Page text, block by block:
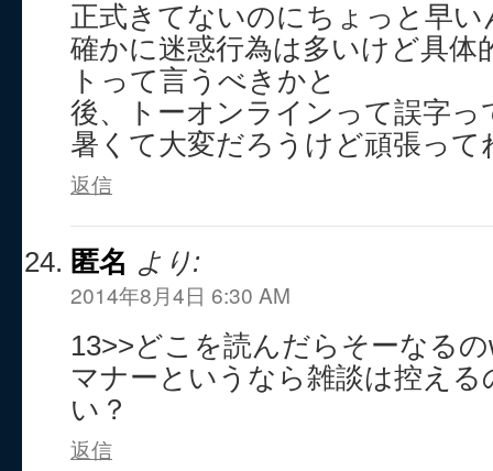
正式きてないのにちょっと早
確かに迷惑行為は多いけど具体
トって言うべきかと
後、トーオンラインって誤字っ
暑くて大変だろうけど頑張って
返信
匿名 より:
2014年8月4日 6:30 AM
13>>どこを読んだらそーなる
マナーというなら雑談は控え
い？
返信